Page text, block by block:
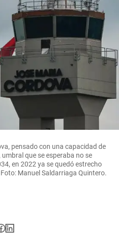
pensado con una capacidad de
que se esperaba no se
en 2022 ya se quedó estrecho
Manuel Saldarriaga Quintero.